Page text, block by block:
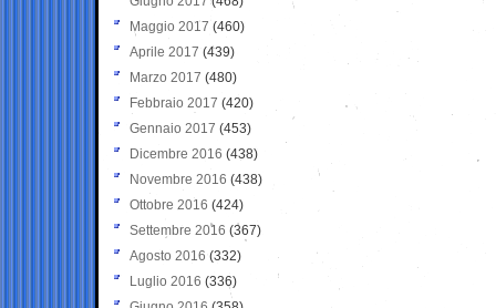
Maggio 2017 (460)
Aprile 2017 (439)
Marzo 2017 (480)
Febbraio 2017 (420)
Gennaio 2017 (453)
Dicembre 2016 (438)
Novembre 2016 (438)
Ottobre 2016 (424)
Settembre 2016 (367)
Agosto 2016 (332)
Luglio 2016 (336)